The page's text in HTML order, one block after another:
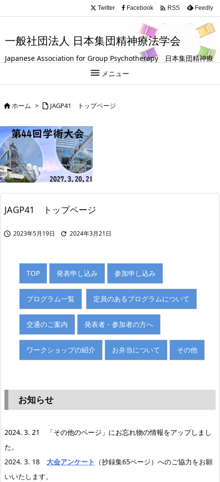
.entry-title, #front-page-title { text-align: left; }
一般社団法人 日本集団精神療法学会
Japanese Association for Group Psychotherapy 日本集団精神療
法学会は、グループ（集団）を活用して人の成長や回復を支援する
試みを探求している学会です。
 メニュー
Twitter Facebook  RSS Feedly
ホーム >  JAGP41 トップページ
JAGP41 トップページ
 2023年5月19日  2024年3月21日
TOP 発表申し込み 参加申し込み
プログラム一覧 定員のあるプログラムについて
交通のご案内 発表者・参加者の方へ
ワークショップの紹介 お弁当について その他
お知らせ
2024. 3. 21 「その他のページ」にお忘れ物の情報をアップしまし
た。
2024. 3. 18 大会アンケート （抄録集65ページ）へのご協力をお願
いいたします。